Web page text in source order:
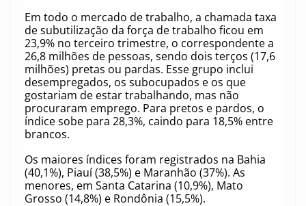
Em todo o mercado de trabalho, a chamada taxa
de subutilização da força de trabalho ficou em
23,9% no terceiro trimestre, o correspondente a
26,8 milhões de pessoas, sendo dois terços (17,6
milhões) pretas ou pardas. Esse grupo inclui
desempregados, os subocupados e os que
gostariam de estar trabalhando, mas não
procuraram emprego. Para pretos e pardos, o
índice sobe para 28,3%, caindo para 18,5% entre
brancos.
Os maiores índices foram registrados na Bahia
(40,1%), Piauí (38,5%) e Maranhão (37%). As
menores, em Santa Catarina (10,9%), Mato
Grosso (14,8%) e Rondônia (15,5%).